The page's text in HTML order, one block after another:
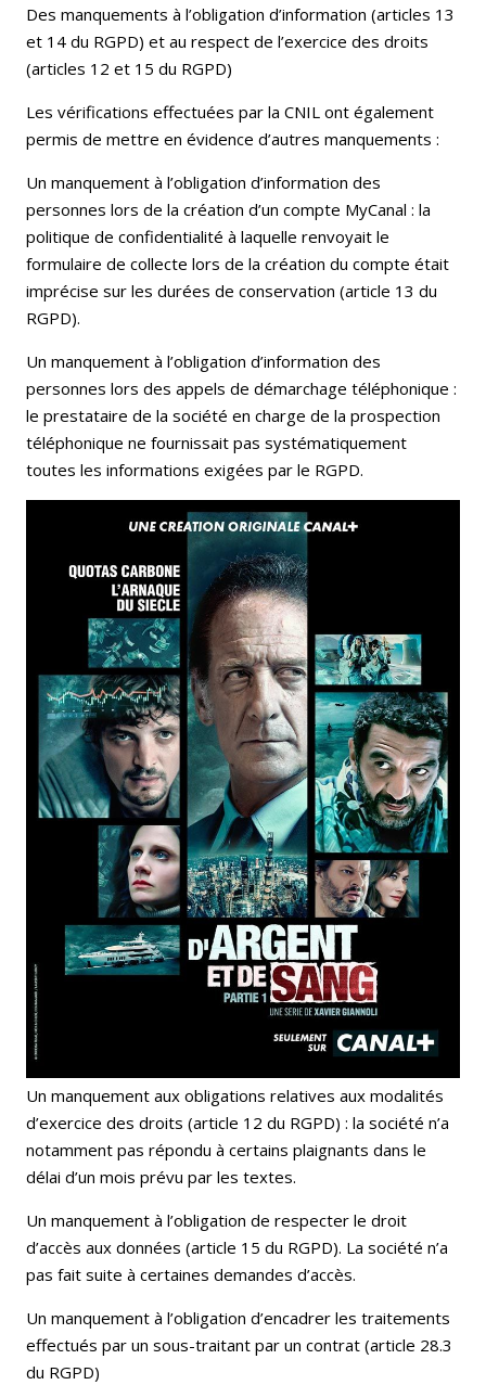
Des manquements à l’obligation d’information (articles 13
et 14 du RGPD) et au respect de l’exercice des droits
(articles 12 et 15 du RGPD)
Les vérifications effectuées par la CNIL ont également
permis de mettre en évidence d’autres manquements :
Un manquement à l’obligation d’information des
personnes lors de la création d’un compte MyCanal : la
politique de confidentialité à laquelle renvoyait le
formulaire de collecte lors de la création du compte était
imprécise sur les durées de conservation (article 13 du
RGPD).
Un manquement à l’obligation d’information des
personnes lors des appels de démarchage téléphonique :
le prestataire de la société en charge de la prospection
téléphonique ne fournissait pas systématiquement
toutes les informations exigées par le RGPD.
Un manquement aux obligations relatives aux modalités
d’exercice des droits (article 12 du RGPD) : la société n’a
notamment pas répondu à certains plaignants dans le
délai d’un mois prévu par les textes.
Un manquement à l’obligation de respecter le droit
d’accès aux données (article 15 du RGPD). La société n’a
pas fait suite à certaines demandes d’accès.
Un manquement à l’obligation d’encadrer les traitements
effectués par un sous-traitant par un contrat (article 28.3
du RGPD)